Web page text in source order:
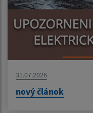
31.07.2026
nový článok